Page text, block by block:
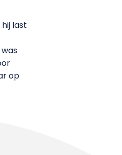
last
op